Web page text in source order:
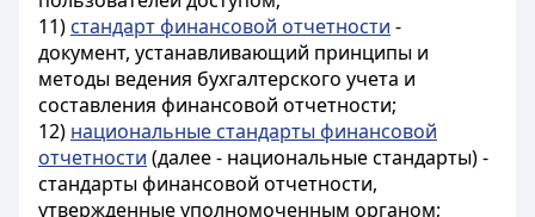
11) стандарт финансовой отчетности -
документ, устанавливающий принципы и
методы ведения бухгалтерского учета и
составления финансовой отчетности;
12) национальные стандарты финансовой
отчетности (далее - национальные стандарты) -
стандарты финансовой отчетности,
утвержденные уполномоченным органом;